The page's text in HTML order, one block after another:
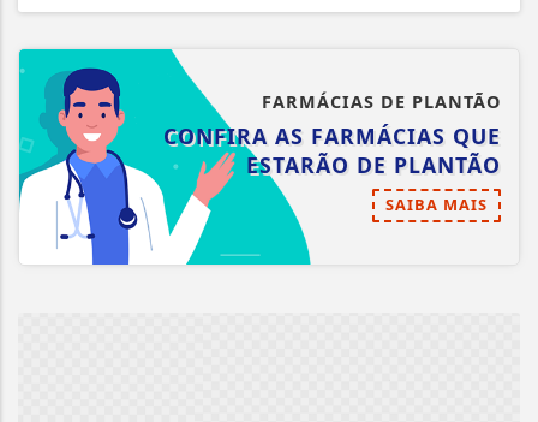
FARMÁCIAS DE PLANTÃO
CONFIRA AS FARMÁCIAS QUE
ESTARÃO DE PLANTÃO
SAIBA MAIS